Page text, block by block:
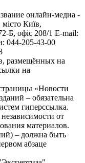
онлайн-медиа -
Київ,
офіс 208/1 E-mail:
044-205-43-00
размещённых на
на
«Новости
– обязательна
гиперссылка.
от
материалов.
– должна быть
абзаце